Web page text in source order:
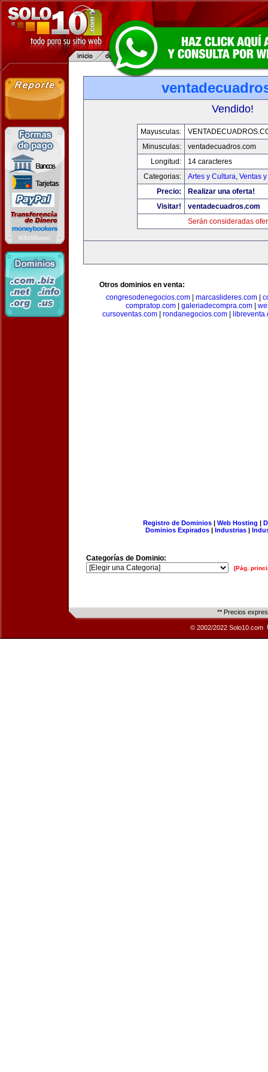
Vendido!
Mayusculas:
Minusculas:
ventadecuadros.com
Longitud:
14 caracteres
Categorias:
Artes y Cultura, Ventas
Precio:
Realizar una oferta!
Visitar!
ventadecuadros.com
Serán consideradas
Otros dominios en venta:
congresodenegocios.com| marcaslideres.com|
compratop.com| galeriadecompra.com|
cursoventas.com
rondanegocios.com
Registro de Dominios| Web Hosting |
Dominios Expirados | Industrias |
Categorías de Dominio:
[Pág.
** Precios
© 2002/2022 Solo10.com